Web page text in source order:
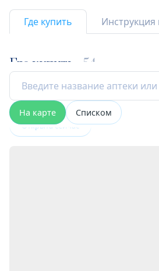
Где купить
Где купить 54
На карте Списком
Открыта сейчас